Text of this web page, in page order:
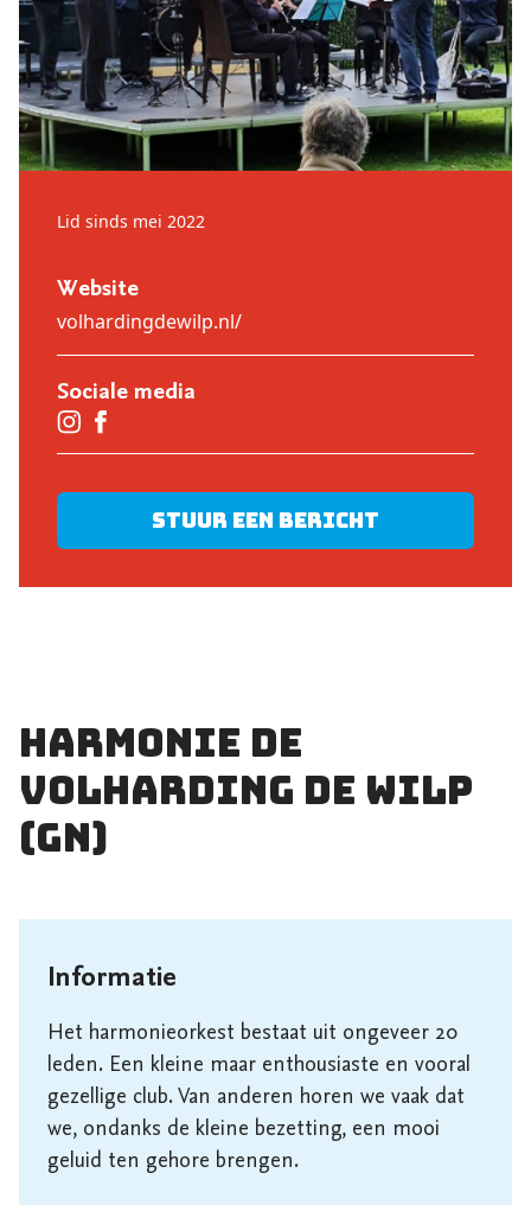
Lid sinds mei 2022
Website
volhardingdewilp.nl/
Sociale media
Stuur een bericht
Harmonie De
Volharding De Wilp
(gn)
Informatie
Het harmonieorkest bestaat uit ongeveer 20
leden. Een kleine maar enthousiaste en vooral
gezellige club. Van anderen horen we vaak dat
we, ondanks de kleine bezetting, een mooi
geluid ten gehore brengen.